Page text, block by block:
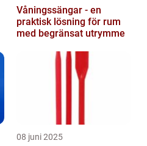
Våningssängar - en
praktisk lösning för rum
med begränsat utrymme
08 juni 2025